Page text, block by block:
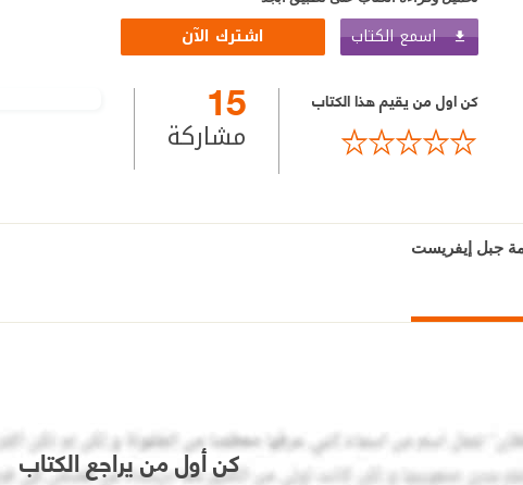
اسمع الكتاب اشترك الآن
كن اول من يقيم هذا الكتاب 15
مشاركة
جبل إيفريست
كن أول من يراجع الكتاب